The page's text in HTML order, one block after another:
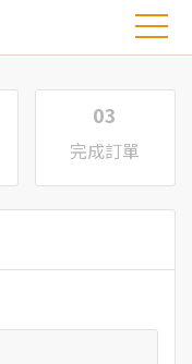
03
完成訂單